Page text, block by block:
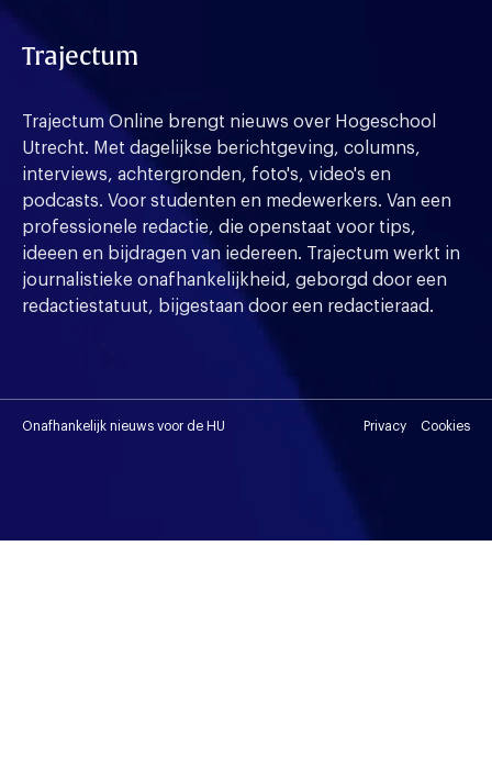
Trajectum
Trajectum Online brengt nieuws over Hogeschool
Utrecht. Met dagelijkse berichtgeving, columns,
interviews, achtergronden, foto's, video's en
podcasts. Voor studenten en medewerkers. Van een
professionele redactie, die openstaat voor tips,
ideeen en bijdragen van iedereen. Trajectum werkt in
journalistieke onafhankelijkheid, geborgd door een
redactiestatuut, bijgestaan door een redactieraad.
Onafhankelijk nieuws voor de HU Privacy Cookies